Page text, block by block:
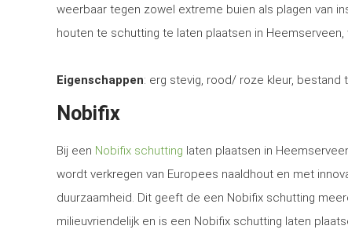
weerbaar tegen zowel extreme buien als plagen van
houten te schutting te laten plaatsen in Heemserveen,
Eigenschappen: erg stevig, rood/ roze kleur, bestand
Nobifix
Bij een Nobifix schutting laten plaatsen in
wordt verkregen van Europees naaldhout en met
duurzaamheid. Dit geeft de een Nobifix schutting
milieuvriendelijk en is een Nobifix schutting laten